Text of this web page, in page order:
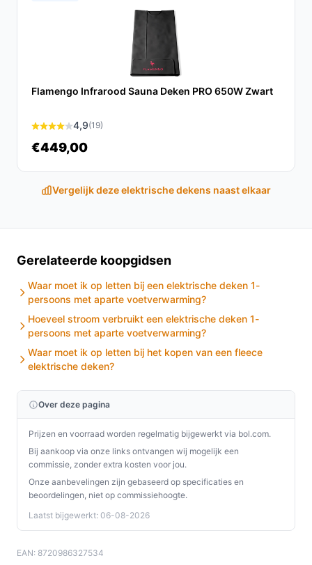
combinatie van comfort, gebruiksgemak en praktische
voordelen. Het is de ideale keuze voor iedereen die op
zoek is naar extra warmte en gezelligheid in huis.
Ontdek alle specificaties en vergelijk prijzen op
besteelektrischedeken.nl. Kies bewust wat perfect
Flamengo Infrarood Sauna Deken PRO 650W Zwart
4,9(19)
€449,00
Vergelijk deze elektrische dekens naast elkaar
Gerelateerde koopgidsen
Waar moet ik op letten bij een elektrische deken 1-
persoons met aparte voetverwarming?
Hoeveel stroom verbruikt een elektrische deken 1-
persoons met aparte voetverwarming?
Waar moet ik op letten bij het kopen van een fleece
elektrische deken?
Over deze pagina
Prijzen en voorraad worden regelmatig bijgewerkt via bol.com.
Bij aankoop via onze links ontvangen wij mogelijk een
commissie, zonder extra kosten voor jou.
Onze aanbevelingen zijn gebaseerd op specificaties en
beoordelingen, niet op commissiehoogte.
Laatst bijgewerkt: 06-08-2026
EAN: 8720986327534